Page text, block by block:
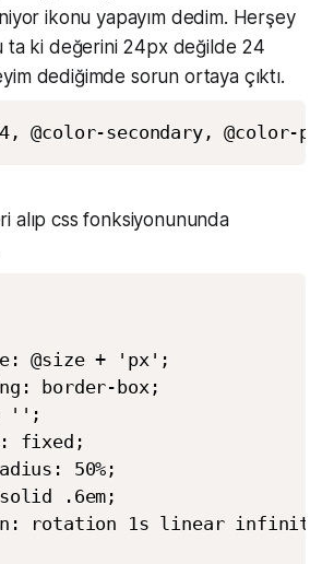
ikonu yapayım dedim. Herşey
ta ki değerini 24px değilde 24
dediğimde sorun ortaya çıktı.
@color-secondary, @color-
alıp css fonksiyonununda
@size + 'px';
border-box;
'';
fixed;
50%;
.6em;
rotation 1s linear infinite;